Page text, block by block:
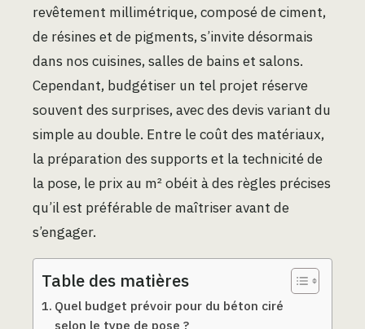
revêtement millimétrique, composé de ciment,
de résines et de pigments, s’invite désormais
dans nos cuisines, salles de bains et salons.
Cependant, budgétiser un tel projet réserve
souvent des surprises, avec des devis variant du
simple au double. Entre le coût des matériaux,
la préparation des supports et la technicité de
la pose, le prix au m² obéit à des règles précises
qu’il est préférable de maîtriser avant de
s’engager.
Table des matières
Quel budget prévoir pour du béton ciré
selon le type de pose ?